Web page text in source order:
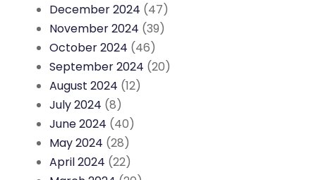
December 2024 (47)
November 2024 (39)
October 2024 (46)
September 2024 (20)
August 2024 (12)
July 2024 (8)
June 2024 (40)
May 2024 (28)
April 2024 (22)